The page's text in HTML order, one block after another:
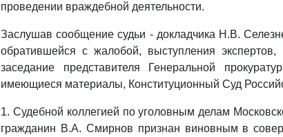
проведении враждебной деятельности.
Заслушав сообщение судьи - докладчика Н.В.
обратившейся с жалобой, выступления
заседание представителя Генеральной
имеющиеся материалы, Конституционный Суд
1. Судебной коллегией по уголовным делам
гражданин В.А. Смирнов признан виновным в